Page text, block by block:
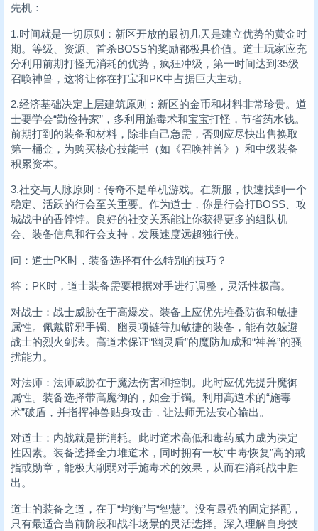
先机：
1.时间就是一切原则：新区开放的最初几天是建立优势的黄金时
期。等级、资源、首杀BOSS的奖励都极具价值。道士玩家应充
分利用前期打怪无消耗的优势，疯狂冲级，第一时间达到35级
召唤神兽，这将让你在打宝和PK中占据巨大主动。
2.经济基础决定上层建筑原则：新区的金币和材料非常珍贵。道
士要学会“勤俭持家”，多利用施毒术和宝宝打怪，节省药水钱。
前期打到的装备和材料，除非自己急需，否则应尽快出售换取
第一桶金，为购买核心技能书（如《召唤神兽》）和中级装备
积累资本。
3.社交与人脉原则：传奇不是单机游戏。在新服，快速找到一个
稳定、活跃的行会至关重要。作为道士，你是行会打BOSS、攻
城战中的香饽饽。良好的社交关系能让你获得更多的组队机
会、装备信息和行会支持，发展速度远超独行侠。
问：道士PK时，装备选择有什么特别的技巧？
答：PK时，道士装备需要根据对手进行调整，灵活性极高。
对战士：战士威胁在于高爆发。装备上应优先堆叠防御和敏捷
属性。佩戴辟邪手镯、幽灵项链等加敏捷的装备，能有效躲避
战士的烈火剑法。高道术保证“幽灵盾”的魔防加成和“神兽”的骚
扰能力。
对法师：法师威胁在于魔法伤害和控制。此时应优先提升魔御
属性。装备选择带高魔御的，如金手镯。利用高道术的“施毒
术”破盾，并指挥神兽贴身攻击，让法师无法安心输出。
对道士：内战就是拼消耗。此时道术高低和毒药威力成为决定
性因素。装备选择全力堆道术，同时拥有一枚“中毒恢复”高的戒
指或勋章，能极大削弱对手施毒术的效果，从而在消耗战中胜
出。
道士的装备之道，在于“均衡”与“智慧”。没有最强的固定搭配，
只有最适合当前阶段和战斗场景的灵活选择。深入理解自身技